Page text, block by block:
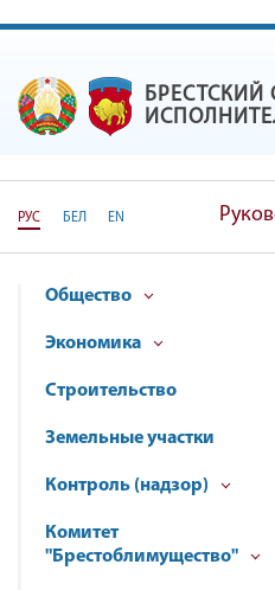
РУС БЕЛ EN
Общество
Экономика
Строительство
Земельные участки
Контроль (надзор)
Комитет
"Брестоблимущество"